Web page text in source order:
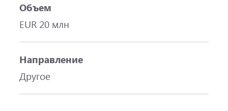
Объем
EUR 20 млн
Направление
Другое